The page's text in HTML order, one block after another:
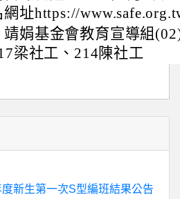
網址https://
靖娟基金會教育宣導組
梁社工、214陳社工
新生第一次S型編班結果公告